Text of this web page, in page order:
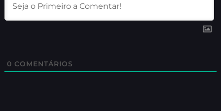
0 COMENTÁRIOS